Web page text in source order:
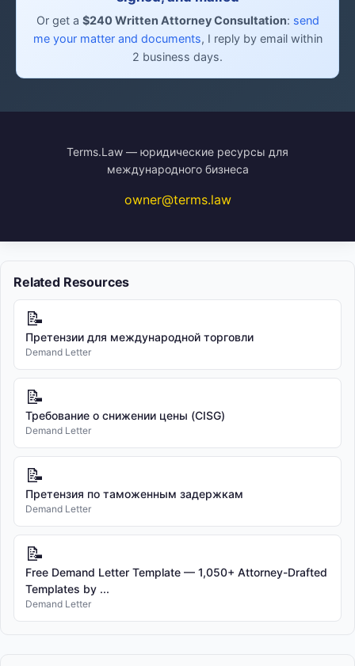
Or get a $240 Written Attorney Consultation: send
me your matter and documents, I reply by email within
2 business days.
Terms.Law — юридические ресурсы для
международного бизнеса
owner@terms.law
Related Resources
📝
Претензии для международной торговли
Demand Letter
📝
Требование о снижении цены (CISG)
Demand Letter
📝
Претензия по таможенным задержкам
Demand Letter
📝
Free Demand Letter Template — 1,050+ Attorney-Drafted
Templates by ...
Demand Letter